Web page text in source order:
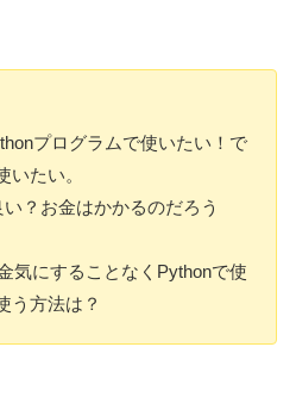
プログラムで使いたい！で
いたい。
い？お金はかかるのだろう
気にすることなくPythonで使
う方法は？